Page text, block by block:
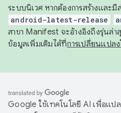
ระบบนิเวศ หากต้องการสร้างและ
android-latest-release
สาขา Manifest จะอ้างอิงถึงรุ่นล่
ข้อมูลเพิ่มเติมได้ที่การเปลี่ยนแปล
Google ใช้เทคโนโลยี AI เพื่อแป